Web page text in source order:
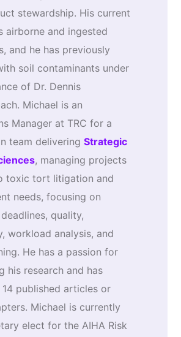
stewardship. His current
airborne and ingested
and he has previously
soil contaminants under
of Dr. Dennis
Michael is an
Manager at TRC for a
team delivering Strategic
, managing projects
toxic tort litigation and
needs, focusing on
quality,
workload analysis, and
He has a passion for
his research and has
published articles or
Michael is currently
elect for the AIHA Risk